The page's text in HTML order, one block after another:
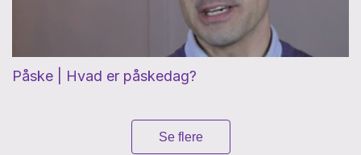
Påske | Hvad er påskedag?
Se flere